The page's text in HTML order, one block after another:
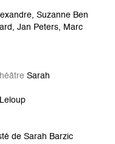
Suzanne Ben
Jan Peters, Marc
Sarah
de Sarah Barzic